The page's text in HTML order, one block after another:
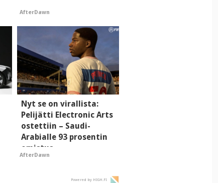
AfterDawn
Nyt se on virallista:
Pelijätti Electronic Arts
ostettiin – Saudi-
Arabialle 93 prosentin
omistus
AfterDawn
Powered by HIGH.FI